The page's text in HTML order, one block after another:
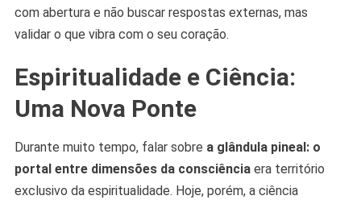
com abertura e não buscar respostas externas, mas
validar o que vibra com o seu coração.
Espiritualidade e Ciência:
Uma Nova Ponte
Durante muito tempo, falar sobre a glândula pineal: o
portal entre dimensões da consciênciaera território
exclusivo da espiritualidade. Hoje, porém, a ciência